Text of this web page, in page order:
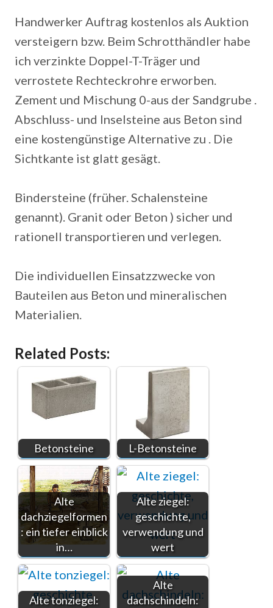
Handwerker Auftrag kostenlos als Auktion
versteigern bzw. Beim Schrotthändler habe
ich verzinkte Doppel-T-Träger und
verrostete Rechteckrohre erworben.
Zement und Mischung 0-aus der Sandgrube .
Abschluss- und Inselsteine aus Beton sind
eine kostengünstige Alternative zu . Die
Sichtkante ist glatt gesägt.
Bindersteine (früher. Schalensteine
genannt). Granit oder Beton ) sicher und
rationell transportieren und verlegen.
Die individuellen Einsatzzwecke von
Bauteilen aus Beton und mineralischen
Materialien.
Related Posts:
Betonsteine L-Betonsteine
Alte
dachziegelformen
: ein tiefer einblick
in…
Alte ziegel:
geschichte,
verwendung und
wert
Alte tonziegel:
Alte
dachschindeln: